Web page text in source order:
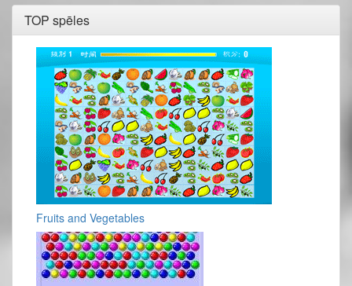
TOP spēles
Fruits and Vegetables